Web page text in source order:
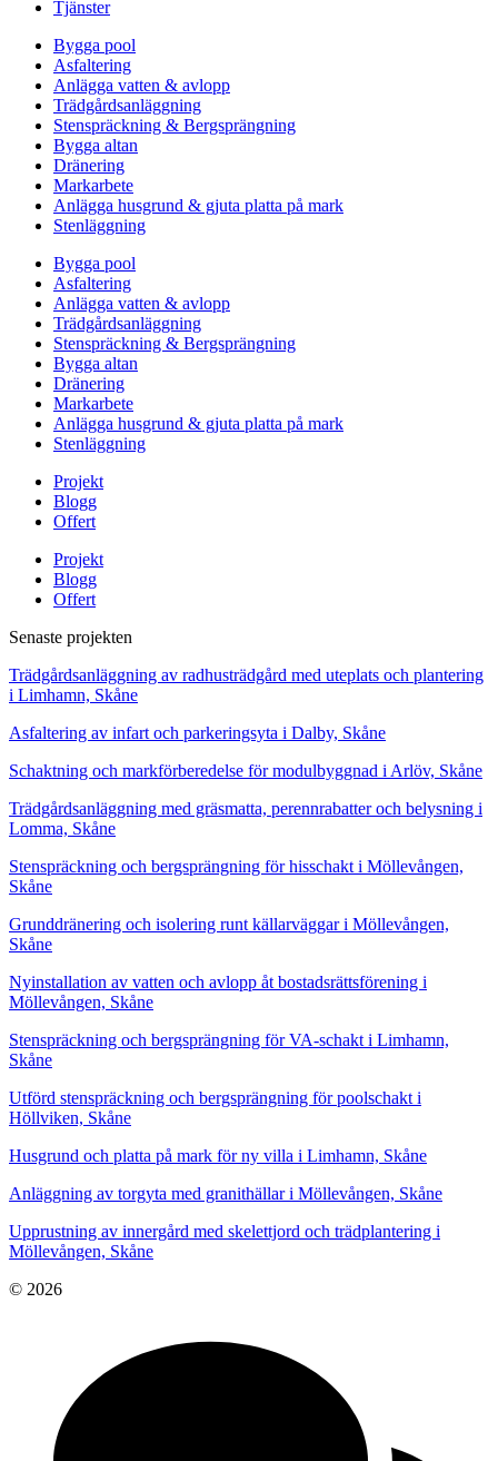
Tjänster
Bygga pool
Asfaltering
Anlägga vatten & avlopp
Trädgårdsanläggning
Stenspräckning & Bergsprängning
Bygga altan
Dränering
Markarbete
Anlägga husgrund & gjuta platta på mark
Stenläggning
Bygga pool
Asfaltering
Anlägga vatten & avlopp
Trädgårdsanläggning
Stenspräckning & Bergsprängning
Bygga altan
Dränering
Markarbete
Anlägga husgrund & gjuta platta på mark
Stenläggning
Projekt
Blogg
Offert
Projekt
Blogg
Offert
Senaste projekten
Trädgårdsanläggning av radhusträdgård med uteplats och plantering
i Limhamn, Skåne
Asfaltering av infart och parkeringsyta i Dalby, Skåne
Schaktning och markförberedelse för modulbyggnad i Arlöv, Skåne
Trädgårdsanläggning med gräsmatta, perennrabatter och belysning i
Lomma, Skåne
Stenspräckning och bergsprängning för hisschakt i Möllevången,
Skåne
Grunddränering och isolering runt källarväggar i Möllevången,
Skåne
Nyinstallation av vatten och avlopp åt bostadsrättsförening i
Möllevången, Skåne
Stenspräckning och bergsprängning för VA-schakt i Limhamn,
Skåne
Utförd stenspräckning och bergsprängning för poolschakt i
Höllviken, Skåne
Husgrund och platta på mark för ny villa i Limhamn, Skåne
Anläggning av torgyta med granithällar i Möllevången, Skåne
Upprustning av innergård med skelettjord och trädplantering i
Möllevången, Skåne
© 2026